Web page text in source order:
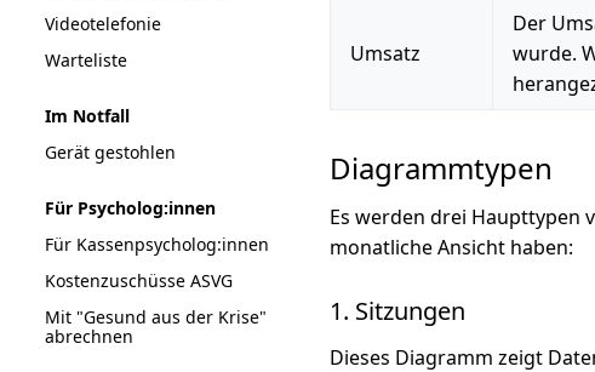
Videotelefonie
Warteliste
Im Notfall
Gerät gestohlen
Für Psycholog:innen
Für Kassenpsycholog:innen
Kostenzuschüsse ASVG
Mit "Gesund aus der Krise"
abrechnen
Umsatz
Der
wurde.
Diagrammtypen
Es werden drei Haupttypen
monatliche Ansicht haben:
1. Sitzungen
Dieses Diagramm zeigt